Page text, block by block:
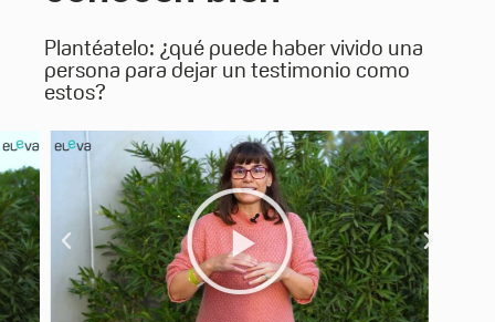
Plantéatelo: ¿qué puede haber vivido una
persona para dejar un testimonio como
estos?